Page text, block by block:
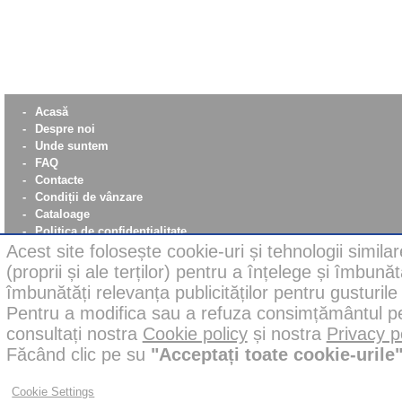
-
Acasă
-
Despre noi
-
Unde suntem
-
FAQ
-
Contacte
-
Condiții de vânzare
-
Cataloage
- Politica de confidentialitate
- Notificare – Poștă clasică
- Cookie policy
- WhistleBlowing
- Parità di Genere
Este posibil ca unele imagini de pe acest site să fi fost
utilizarea AI.
Acest site folosește cookie-uri și tehnologii
(proprii și ale terților) pentru a înțelege și
îmbunătăți relevanța publicităților pentru
Pentru a modifica sau a refuza consimțământul
consultați nostra Cookie policyși nostra Privacy
Făcând clic pe su "Acceptați toate cookie-urile"